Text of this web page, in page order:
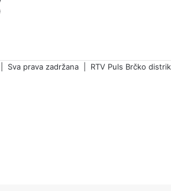
prava zadržana | RTV Puls Brčko